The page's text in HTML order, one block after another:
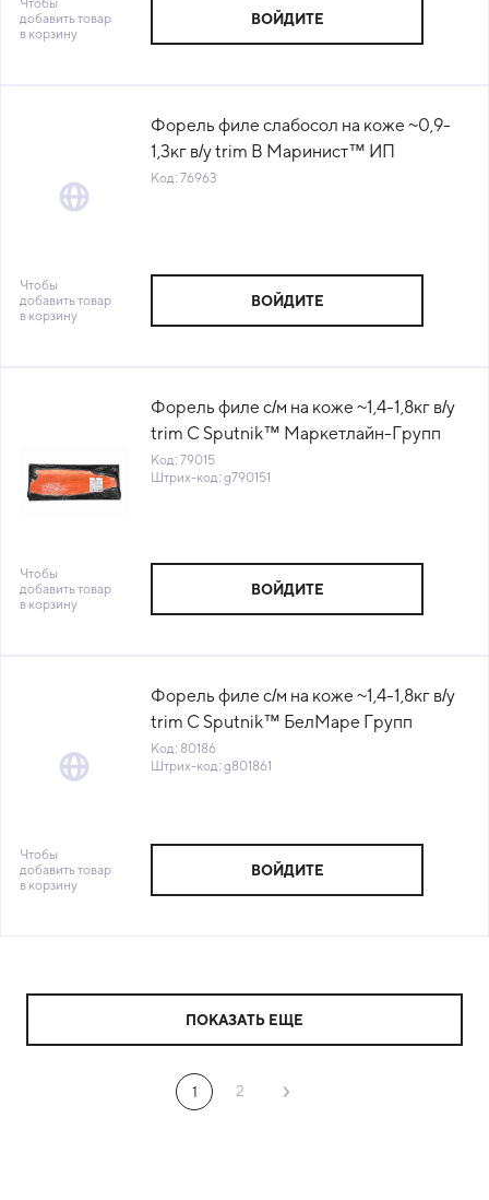
добавить товар
в корзину
ВОЙДИТЕ
Форель филе слабосол на коже ~0,9-
1,3кг в/у trim B Маринист™ ИП
Лапанина (КОД 76963) (-18°С)
Код: 76963
Чтобы
добавить товар
в корзину
ВОЙДИТЕ
Форель филе с/м на коже ~1,4-1,8кг в/у
trim C Sputnik™ Маркетлайн-Групп
Беларусь (КОД 79015)(-18°С)
Код: 79015
Штрих-код: g790151
Чтобы
добавить товар
в корзину
ВОЙДИТЕ
Форель филе с/м на коже ~1,4-1,8кг в/у
trim C Sputnik™ БелМаре Групп
Беларусь (КОД 80186)(-18°С)
Код: 80186
Штрих-код: g801861
Чтобы
добавить товар
в корзину
ВОЙДИТЕ
ПОКАЗАТЬ ЕЩЕ
1 2